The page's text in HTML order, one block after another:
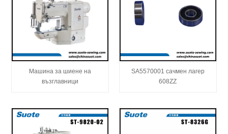
Машина за шиене на
възглавници
SA5570001 сачмен лагер
608ZZ